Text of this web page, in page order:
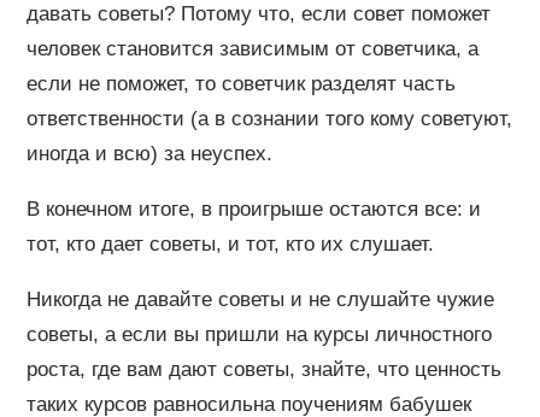
давать советы? Потому что, если совет поможет
человек становится зависимым от советчика, а
если не поможет, то советчик разделят часть
ответственности (а в сознании того кому советуют,
иногда и всю) за неуспех.
В конечном итоге, в проигрыше остаются все: и
тот, кто дает советы, и тот, кто их слушает.
Никогда не давайте советы и не слушайте чужие
советы, а если вы пришли на курсы личностного
роста, где вам дают советы, знайте, что ценность
таких курсов равносильна поучениям бабушек